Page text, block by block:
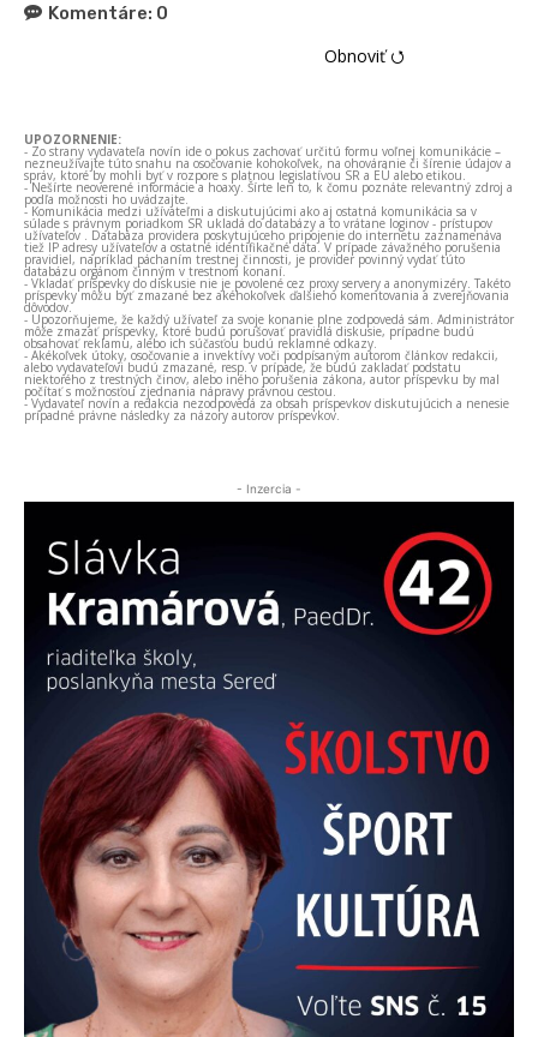
Komentáre: 0
Obnoviť ⭯
UPOZORNENIE:
- Zo strany vydavateľa novín ide o pokus zachovať určitú formu voľnej komunikácie –
nezneužívajte túto snahu na osočovanie kohokoľvek, na ohováranie či šírenie údajov a
správ, ktoré by mohli byť v rozpore s platnou legislatívou SR a EÚ alebo etikou.
- Nešírte neoverené informácie a hoaxy. Šírte len to, k čomu poznáte relevantný zdroj a
podľa možnosti ho uvádzajte.
- Komunikácia medzi užívateľmi a diskutujúcimi ako aj ostatná komunikácia sa v
súlade s právnym poriadkom SR ukladá do databázy a to vrátane loginov - prístupov
užívateľov . Databáza providera poskytujúceho pripojenie do internetu zaznamenáva
tiež IP adresy užívateľov a ostatné identifikačné dáta. V prípade závažného porušenia
pravidiel, napríklad páchaním trestnej činnosti, je provider povinný vydať túto
databázu orgánom činným v trestnom konaní.
- Vkladať príspevky do diskusie nie je povolené cez proxy servery a anonymizéry. Takéto
príspevky môžu byť zmazané bez akéhokoľvek ďalšieho komentovania a zverejňovania
dôvodov.
- Upozorňujeme, že každý užívateľ za svoje konanie plne zodpovedá sám. Administrátor
môže zmazať príspevky, ktoré budú porušovať pravidlá diskusie, prípadne budú
obsahovať reklamu, alebo ich súčasťou budú reklamné odkazy.
- Akékoľvek útoky, osočovanie a invektívy voči podpísaným autorom článkov redakcii,
alebo vydavateľovi budú zmazané, resp. v prípade, že budú zakladať podstatu
niektorého z trestných činov, alebo iného porušenia zákona, autor príspevku by mal
počítať s možnosťou zjednania nápravy právnou cestou.
- Vydavateľ novín a redakcia nezodpovedá za obsah príspevkov diskutujúcich a nenesie
prípadné právne následky za názory autorov príspevkov.
- Inzercia -